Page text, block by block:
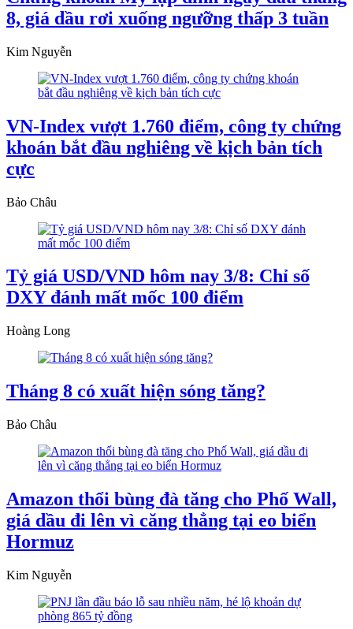
8, giá dầu rơi xuống ngưỡng thấp 3 tuần
Kim Nguyễn
VN-Index vượt 1.760 điểm, công ty chứng
khoán bắt đầu nghiêng về kịch bản tích
cực
Bảo Châu
Tỷ giá USD/VND hôm nay 3/8: Chỉ số
DXY đánh mất mốc 100 điểm
Hoàng Long
Tháng 8 có xuất hiện sóng tăng?
Bảo Châu
Amazon thổi bùng đà tăng cho Phố Wall,
giá dầu đi lên vì căng thẳng tại eo biển
Hormuz
Kim Nguyễn